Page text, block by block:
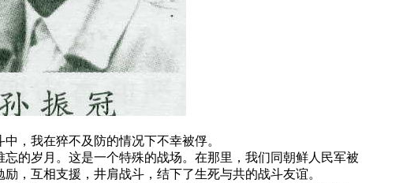
，我在猝不及防的情况下不幸被俘。
的岁月。这是一个特殊的战场。在那里，我们同朝鲜人民军被
，互相支援，井肩战斗，结下了生死与共的战斗友谊。